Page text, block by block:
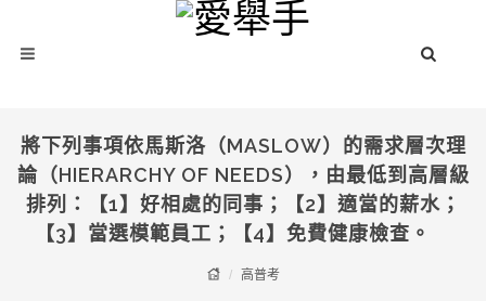
將下列事項依馬斯洛（MASLOW）的需求層次理
論（HIERARCHY OF NEEDS），由最低到高層級
排列：【1】好相處的同事；【2】適當的薪水；
【3】當選模範員工；【4】免費健康檢查。
高普考